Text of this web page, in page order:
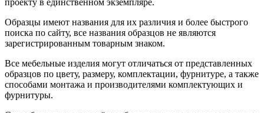
Образцы имеют названия для их различия и более быстрого
поиска по сайту, все названия образцов не являются
зарегистрированным товарным знаком.
Все мебельные изделия могут отличаться от представленных
образцов по цвету, размеру, комплектации, фурнитуре, а также
способами монтажа и производителями комплектующих и
фурнитуры.